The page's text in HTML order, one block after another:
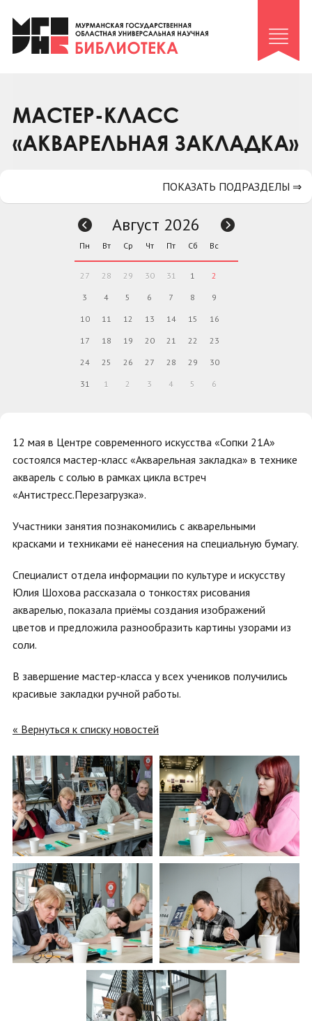
Клуб «Гиря и сельдерей»
Клуб «Семейный архив»
Коллегам
Контакты
МАСТЕР-КЛАСС
«АКВАРЕЛЬНАЯ ЗАКЛАДКА»
12 мая в Центре современного искусства «Сопки 21А»
состоялся мастер-класс «Акварельная закладка» в технике
акварель с солью в рамках цикла встреч
«Антистресс.Перезагрузка».
Участники занятия познакомились с акварельными
красками и техниками её нанесения на специальную бумагу.
Специалист отдела информации по культуре и искусству
Юлия Шохова рассказала о тонкостях рисования
акварелью, показала приёмы создания изображений
цветов и предложила разнообразить картины узорами из
соли.
В завершение мастер-класса у всех учеников получились
красивые закладки ручной работы.
« Вернуться к списку новостей
ПОКАЗАТЬ ПОДРАЗДЕЛЫ ⇒
Август 2026
Пн Вт Ср Чт Пт Сб Вс
27 28 29 30 31 1 2
3 4 5 6 7 8 9
10 11 12 13 14 15 16
17 18 19 20 21 22 23
24 25 26 27 28 29 30
31 1 2 3 4 5 6